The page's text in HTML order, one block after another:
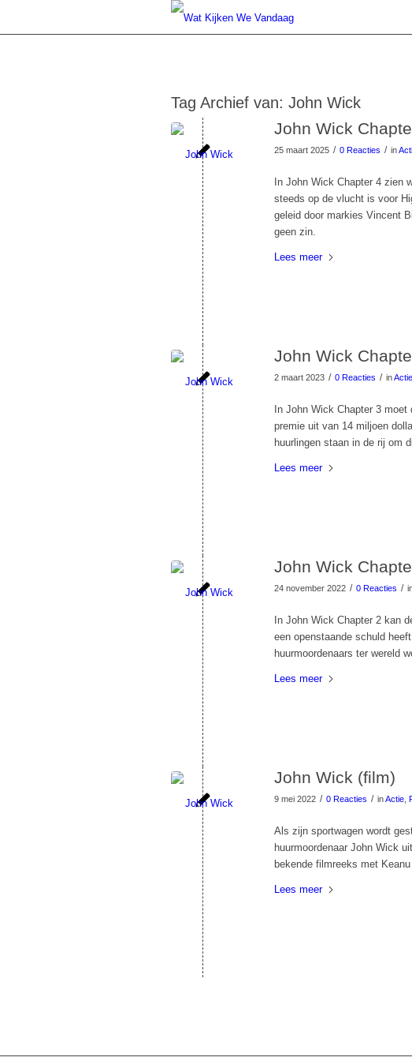
Tag Archief van: John Wick
John Wick
25 maart 2025 / 0 Reacties / in
In John Wick Chapter 4 zien
steeds op de vlucht is voor
geleid door markies Vincent
geen zin.
Lees meer
John Wick
2 maart 2023 / 0 Reacties / inActie
In John Wick Chapter 3
premie uit van 14 miljoen
huurlingen staan in de rij om
Lees meer
John Wick
24 november 2022 / 0 Reacties /
In John Wick Chapter 2 kan
een openstaande schuld
huurmoordenaars ter wereld
Lees meer
John Wick (film)
9 mei 2022 / 0 Reacties / inActie
Als zijn sportwagen wordt
huurmoordenaar John Wick
bekende filmreeks met
Lees meer